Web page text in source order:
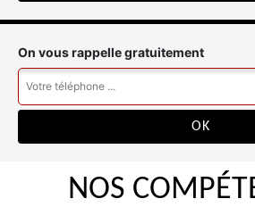
On vous rappelle gratuitement
NOS